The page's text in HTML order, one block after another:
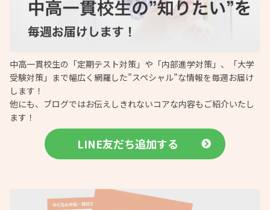
中高一貫校生の「定期テスト対策」や「内部進学対策」、「大学
受験対策」まで幅広く網羅した”スペシャル”な情報を毎週お届け
します！
他にも、ブログではお伝えしきれないコアな内容もご紹介いたし
ます！
LINE友だち追加する